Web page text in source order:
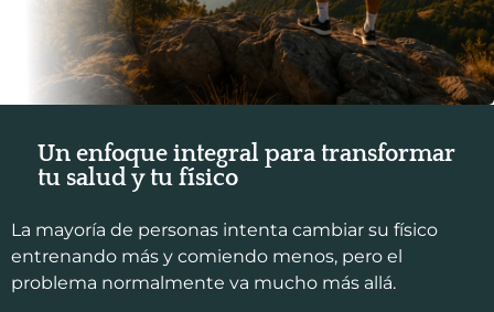
Un enfoque integral para transformar
tu salud y tu físico
La mayoría de personas intenta cambiar su físico
entrenando más y comiendo menos, pero el
problema normalmente va mucho más allá.